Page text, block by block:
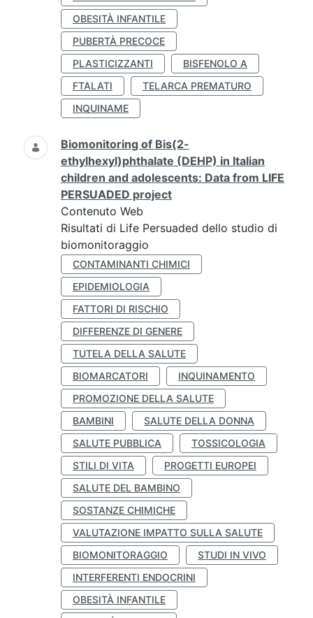
OBESITÀ INFANTILE
PUBERTÀ PRECOCE
PLASTICIZZANTI
BISFENOLO A
FTALATI
TELARCA PREMATURO
INQUINAME
Biomonitoring of Bis(2-
ethylhexyl)phthalate (DEHP) in Italian
children and adolescents: Data from LIFE
PERSUADED project
Contenuto Web
Risultati di Life Persuaded dello studio di
biomonitoraggio
CONTAMINANTI CHIMICI
EPIDEMIOLOGIA
FATTORI DI RISCHIO
DIFFERENZE DI GENERE
TUTELA DELLA SALUTE
BIOMARCATORI
INQUINAMENTO
PROMOZIONE DELLA SALUTE
BAMBINI
SALUTE DELLA DONNA
SALUTE PUBBLICA
TOSSICOLOGIA
STILI DI VITA
PROGETTI EUROPEI
SALUTE DEL BAMBINO
SOSTANZE CHIMICHE
VALUTAZIONE IMPATTO SULLA SALUTE
BIOMONITORAGGIO
STUDI IN VIVO
INTERFERENTI ENDOCRINI
OBESITÀ INFANTILE